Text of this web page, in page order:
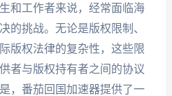
和工作者来说，经常面临海
的挑战。无论是版权限制、
版权法律的复杂性，这些限
者与版权持有者之间的协议
，番茄回国加速器提供了一